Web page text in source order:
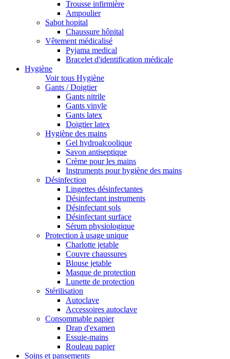
Trousse infirmière
Ampoulier
Sabot hopital
Chaussure hôpital
Vêtement médicalisé
Pyjama medical
Bracelet d'identification médicale
Hygiène
Voir tous Hygiène
Gants / Doigtier
Gants nitrile
Gants vinyle
Gants latex
Doigtier latex
Hygiène des mains
Gel hydroalcoolique
Savon antiseptique
Crème pour les mains
Instruments pour hygiène des mains
Désinfection
Lingettes désinfectantes
Désinfectant instruments
Désinfectant sols
Désinfectant surface
Sérum physiologique
Protection à usage unique
Charlotte jetable
Couvre chaussures
Blouse jetable
Masque de protection
Lunette de protection
Stérilisation
Autoclave
Accessoires autoclave
Consommable papier
Drap d'examen
Essuie-mains
Rouleau papier
Soins et pansements